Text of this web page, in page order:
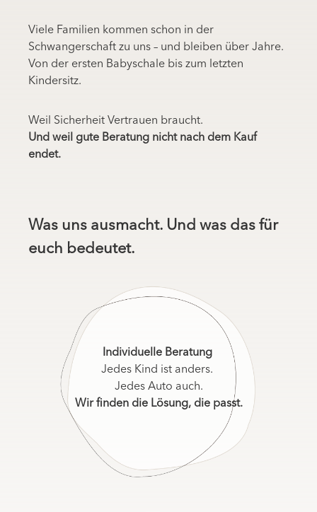
Viele Familien kommen schon in der
Schwangerschaft zu uns – und bleiben über Jahre.
Von der ersten Babyschale bis zum letzten
Kindersitz.
Weil Sicherheit Vertrauen braucht.
Und weil gute Beratung nicht nach dem Kauf
endet.
Was uns ausmacht. Und was das für
euch bedeutet.
Individuelle Beratung
Jedes Kind ist anders.
Jedes Auto auch.
Wir finden die Lösung, die passt.